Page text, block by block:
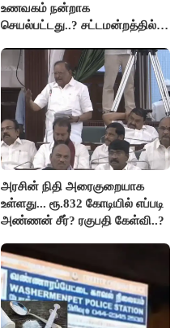
உணவகம் நன்றாக
செயல்பட்டது..? சட்டமன்றத்தில்
அரசின் நிதி அரைகுறையாக
உள்ளது... ரூ.832 கோடியில் எப்படி
அண்ணன் சீர்? ரகுபதி கேள்வி..?